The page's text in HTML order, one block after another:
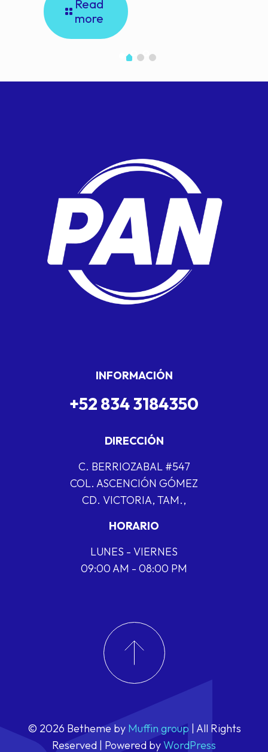
Read
more
INFORMACIÓN
+52 834 3184350
DIRECCIÓN
C. BERRIOZABAL #547
COL. ASCENCIÓN GÓMEZ
CD. VICTORIA, TAM.,
HORARIO
LUNES - VIERNES
09:00 AM - 08:00 PM
© 2026 Betheme by Muffin group | All Rights
Reserved | Powered byWordPress